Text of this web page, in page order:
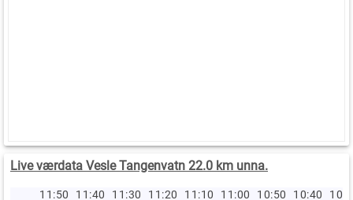
Live værdata Vesle Tangenvatn 22.0 km unna.
11:50 11:40 11:30 11:20 11:10 11:00 10:50 10:40